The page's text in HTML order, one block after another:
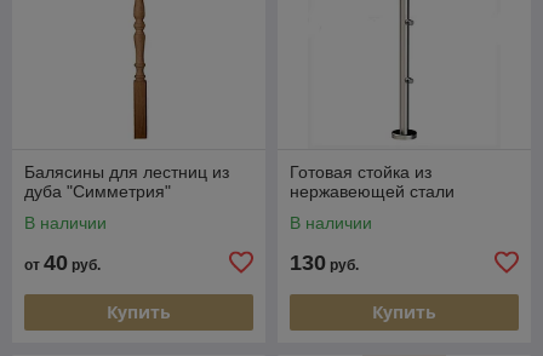
Балясины для лестниц из
дуба "Симметрия"
В наличии
от 40 руб.
Купить
Готовая стойка из
нержавеющей стали
В наличии
130 руб.
Купить